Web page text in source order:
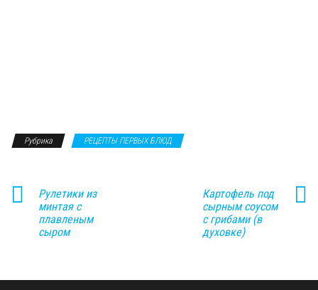
Рубрика РЕЦЕПТЫ ПЕРВЫХ БЛЮД
Рулетики из
минтая с
плавленым
сыром
Картофель под
сырным соусом
с грибами (в
духовке)